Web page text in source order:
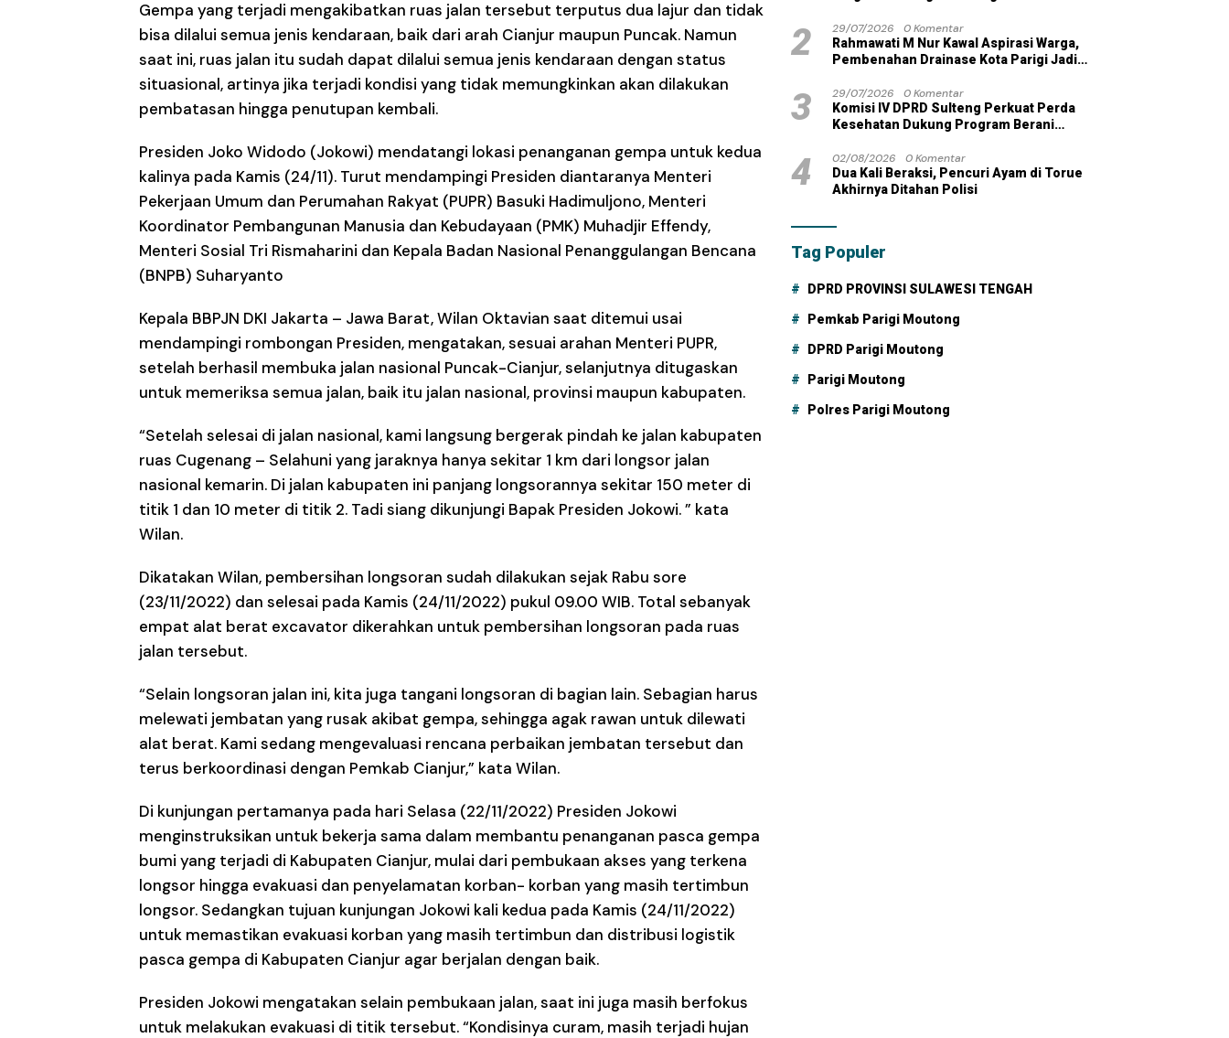
Gempa yang terjadi mengakibatkan ruas jalan tersebut terputus dua lajur dan tidak
bisa dilalui semua jenis kendaraan, baik dari arah Cianjur maupun Puncak. Namun
saat ini, ruas jalan itu sudah dapat dilalui semua jenis kendaraan dengan status
situasional, artinya jika terjadi kondisi yang tidak memungkinkan akan dilakukan
pembatasan hingga penutupan kembali.
Presiden Joko Widodo (Jokowi) mendatangi lokasi penanganan gempa untuk kedua
kalinya pada Kamis (24/11). Turut mendampingi Presiden diantaranya Menteri
Pekerjaan Umum dan Perumahan Rakyat (PUPR) Basuki Hadimuljono, Menteri
Koordinator Pembangunan Manusia dan Kebudayaan (PMK) Muhadjir Effendy,
Menteri Sosial Tri Rismaharini dan Kepala Badan Nasional Penanggulangan Bencana
(BNPB) Suharyanto
Kepala BBPJN DKI Jakarta – Jawa Barat, Wilan Oktavian saat ditemui usai
mendampingi rombongan Presiden, mengatakan, sesuai arahan Menteri PUPR,
setelah berhasil membuka jalan nasional Puncak-Cianjur, selanjutnya ditugaskan
untuk memeriksa semua jalan, baik itu jalan nasional, provinsi maupun kabupaten.
“Setelah selesai di jalan nasional, kami langsung bergerak pindah ke jalan kabupaten
ruas Cugenang – Selahuni yang jaraknya hanya sekitar 1 km dari longsor jalan
nasional kemarin. Di jalan kabupaten ini panjang longsorannya sekitar 150 meter di
titik 1 dan 10 meter di titik 2. Tadi siang dikunjungi Bapak Presiden Jokowi. ” kata
Wilan.
Dikatakan Wilan, pembersihan longsoran sudah dilakukan sejak Rabu sore
(23/11/2022) dan selesai pada Kamis (24/11/2022) pukul 09.00 WIB. Total sebanyak
empat alat berat excavator dikerahkan untuk pembersihan longsoran pada ruas
jalan tersebut.
“Selain longsoran jalan ini, kita juga tangani longsoran di bagian lain. Sebagian harus
melewati jembatan yang rusak akibat gempa, sehingga agak rawan untuk dilewati
alat berat. Kami sedang mengevaluasi rencana perbaikan jembatan tersebut dan
terus berkoordinasi dengan Pemkab Cianjur,” kata Wilan.
Di kunjungan pertamanya pada hari Selasa (22/11/2022) Presiden Jokowi
menginstruksikan untuk bekerja sama dalam membantu penanganan pasca gempa
bumi yang terjadi di Kabupaten Cianjur, mulai dari pembukaan akses yang terkena
longsor hingga evakuasi dan penyelamatan korban- korban yang masih tertimbun
longsor. Sedangkan tujuan kunjungan Jokowi kali kedua pada Kamis (24/11/2022)
untuk memastikan evakuasi korban yang masih tertimbun dan distribusi logistik
pasca gempa di Kabupaten Cianjur agar berjalan dengan baik.
Presiden Jokowi mengatakan selain pembukaan jalan, saat ini juga masih berfokus
untuk melakukan evakuasi di titik tersebut. “Kondisinya curam, masih terjadi hujan
2 29/07/2026
0 Komentar
Rahmawati M Nur Kawal Aspirasi Warga,
Pembenahan Drainase Kota Parigi Jadi
3 29/07/2026
0 Komentar
Komisi IV DPRD Sulteng Perkuat Perda
Kesehatan Dukung Program Berani
4 02/08/2026
0 Komentar
Dua Kali Beraksi, Pencuri Ayam di Torue
Akhirnya Ditahan Polisi
Tag Populer
DPRD PROVINSI SULAWESI TENGAH
Pemkab Parigi Moutong
DPRD Parigi Moutong
Parigi Moutong
Polres Parigi Moutong